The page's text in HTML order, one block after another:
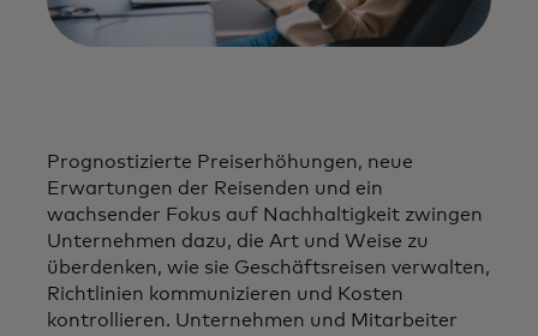
Prognostizierte Preiserhöhungen, neue
Erwartungen der Reisenden und ein
wachsender Fokus auf Nachhaltigkeit zwingen
Unternehmen dazu, die Art und Weise zu
überdenken, wie sie Geschäftsreisen verwalten,
Richtlinien kommunizieren und Kosten
kontrollieren. Unternehmen und Mitarbeiter